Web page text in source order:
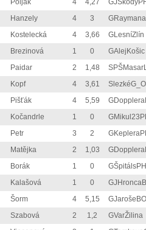
Poljak 4 4,27
Hanzely 4 3
Kostelecká 4 3,66
GLesníZlín
Brezinová 1 0
GAlejKošic
Paidar 2 1,48
Kopf 4 3,61
Pišťák 4 5,59
Kočandrle 1 0
Petr 3 2
Matějka 2 1,03
Borák 1 0
GŠpitálsPH
Kalašová 1 0
Šorm 4 5,15
GJarošeBO
Szabová 2 1,2
GVarŽilina